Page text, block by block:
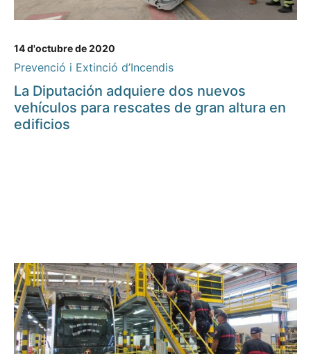
14 d'octubre de 2020
Prevenció i Extinció d’Incendis
La Diputación adquiere dos nuevos
vehículos para rescates de gran altura en
edificios